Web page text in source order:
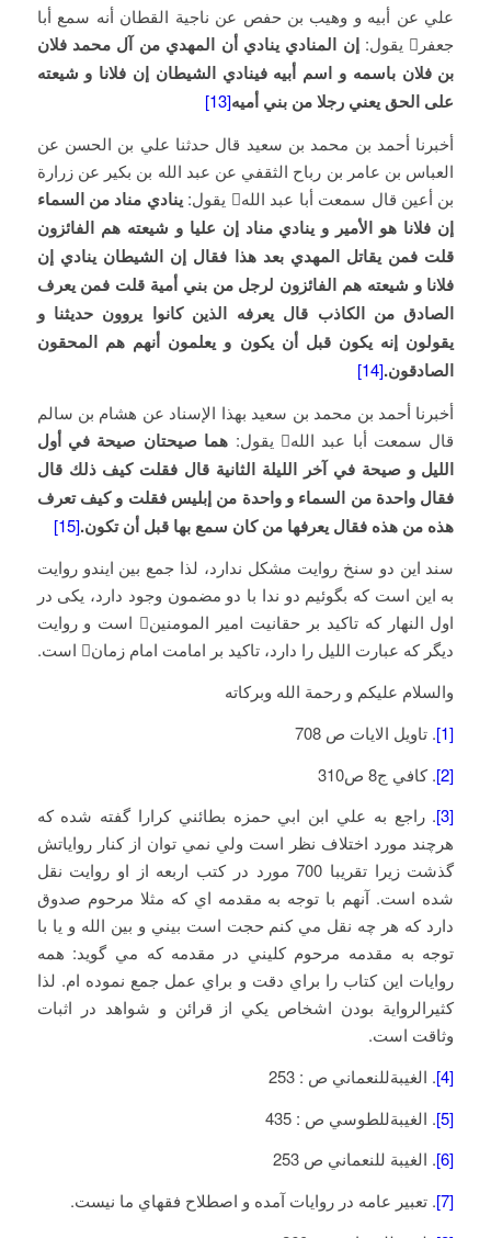
علي عن أبيه و وهيب بن حفص عن ناجية القطان أنه سمع أبا
جعفر يقول:
إن المنادي ينادي أن المهدي من آل محمد فلان
بن فلان باسمه و اسم أبيه فينادي الشيطان إن فلانا و شيعته
على الحق يعني رجلا من بني أميه[13]
أخبرنا أحمد بن محمد بن سعيد قال حدثنا علي بن الحسن عن
العباس بن عامر بن رباح الثقفي عن عبد الله بن بكير عن زرارة
بن أعين قال سمعت أبا عبد الله يقول:
ينادي مناد من السماء
إن فلانا هو الأمير و ينادي مناد إن عليا و شيعته هم الفائزون
قلت فمن يقاتل المهدي بعد هذا فقال إن الشيطان ينادي إن
فلانا و شيعته هم الفائزون لرجل من بني أمية قلت فمن يعرف
الصادق من الكاذب قال يعرفه الذين كانوا يروون حديثنا و
يقولون إنه يكون قبل أن يكون و يعلمون أنهم هم المحقون
الصادقون.[14]
أخبرنا أحمد بن محمد بن سعيد بهذا الإسناد عن هشام بن سالم
قال سمعت أبا عبد الله يقول:
هما صيحتان صيحة في أول
الليل و صيحة في آخر الليلة الثانية قال فقلت كيف ذلك قال
فقال واحدة من السماء و واحدة من إبليس فقلت و كيف تعرف
هذه من هذه فقال يعرفها من كان سمع بها قبل أن تكون.[15]
سند این دو سنخ روایت مشکل ندارد، لذا جمع بین ایندو روایت
به این است که بگوئیم دو ندا با دو مضمون وجود دارد، یکی در
اول النهار که تاکید بر حقانیت امیر المومنین است و روایت
دیگر که عبارت اللیل را دارد، تاکید بر امامت امام زمان است.
والسلام علیکم و رحمة الله وبرکاته
[1]
. تاويل الايات ص 708
[2]
. کافي ج8 ص310
[3]
. راجع به علي ابن ابي حمزه بطائني کرارا گفته شده که
هرچند مورد اختلاف نظر است ولي نمي توان از کنار رواياتش
گذشت زيرا تقريبا 700 مورد در کتب اربعه از او روايت نقل
شده است. آنهم با توجه به مقدمه اي که مثلا مرحوم صدوق
دارد که هر چه نقل مي کنم حجت است بيني و بين الله و يا با
توجه به مقدمه مرحوم کليني در مقدمه که مي گويد: همه
روايات اين کتاب را براي دقت و براي عمل جمع نموده ام. لذا
کثيرالرواية بودن اشخاص يکي از قرائن و شواهد در اثبات
وثاقت است.
[4]
. الغيبةللنعماني ص : 253
[5]
. الغيبةللطوسي ص : 435
[6]
. الغيبة للنعماني ص 253
[7]
. تعبير عامه در روايات آمده و اصطلاح فقهاي ما نيست.